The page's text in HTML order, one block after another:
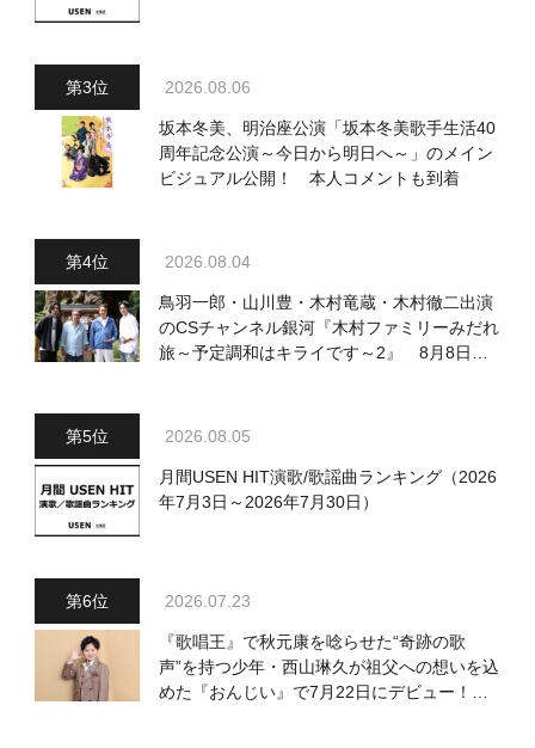
2026.08.06
坂本冬美、明治座公演「坂本冬美歌手生活40
周年記念公演～今日から明日へ～」のメイン
ビジュアル公開！ 本人コメントも到着
2026.08.04
鳥羽一郎・山川豊・木村竜蔵・木村徹二出演
のCSチャンネル銀河『木村ファミリーみだれ
旅～予定調和はキライです～2』 8月8日
2026.08.05
月間USEN HIT演歌/歌謡曲ランキング（2026
年7月3日～2026年7月30日）
2026.07.23
『歌唱王』で秋元康を唸らせた“奇跡の歌
声”を持つ少年・西山琳久が祖父への想いを込
めた『おんじい』で7月22日にデビュー！